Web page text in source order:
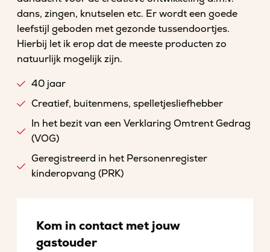
dans, zingen, knutselen etc. Er wordt een goede
leefstijl geboden met gezonde tussendoortjes.
Hierbij let ik erop dat de meeste producten zo
natuurlijk mogelijk zijn.
40 jaar
Creatief, buitenmens, spelletjesliefhebber
In het bezit van een Verklaring Omtrent Gedrag
(VOG)
Geregistreerd in het Personenregister
kinderopvang (PRK)
Kom in contact met jouw
gastouder